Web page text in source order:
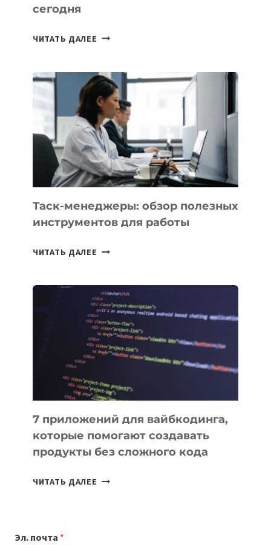
сегодня
ЧИТАТЬ ДАЛЕЕ ИИ-
БИЗНЕСА:
КАКИЕ
3
ЗАДАЧИ
ЕМУ
МОЖНО
ПОРУЧИТЬ
УЖЕ
СЕГОДНЯ
Таск-менеджеры: обзор полезных
инструментов для работы
ЧИТАТЬ ДАЛЕЕ ТАСК-
ПОЛЕЗНЫХ
ИНСТРУМЕНТОВ
ДЛЯ
РАБОТЫ
7 приложений для вайбкодинга,
которые помогают создавать
продукты без сложного кода
ЧИТАТЬ ДАЛЕЕ
Эл. почта *